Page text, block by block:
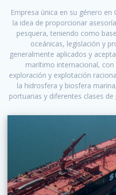
Empresa única en su género
la idea de proporcionar
pesquera, teniendo como
oceánicas, legislación y
generalmente aplicados y
marítimo internacional,
exploración y explotación
la hidrosfera y biosfera
portuarias y diferentes clases